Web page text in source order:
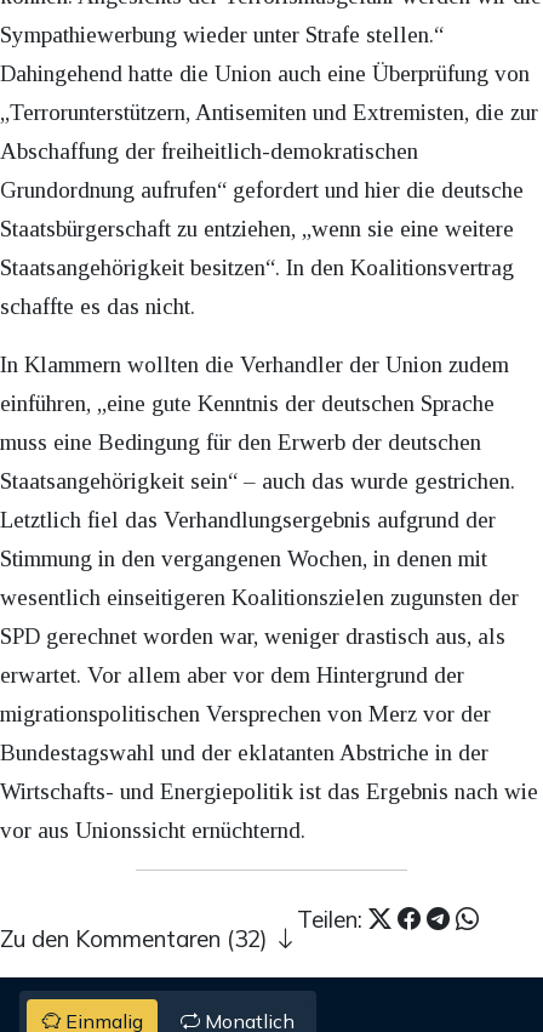
Sympathiewerbung wieder unter Strafe stellen.“
Dahingehend hatte die Union auch eine Überprüfung von
„Terrorunterstützern, Antisemiten und Extremisten, die zur
Abschaffung der freiheitlich-demokratischen
Grundordnung aufrufen“ gefordert und hier die deutsche
Staatsbürgerschaft zu entziehen, „wenn sie eine weitere
Staatsangehörigkeit besitzen“. In den Koalitionsvertrag
schaffte es das nicht.
In Klammern wollten die Verhandler der Union zudem
einführen, „eine gute Kenntnis der deutschen Sprache
muss eine Bedingung für den Erwerb der deutschen
Staatsangehörigkeit sein“ – auch das wurde gestrichen.
Letztlich fiel das Verhandlungsergebnis aufgrund der
Stimmung in den vergangenen Wochen, in denen mit
wesentlich einseitigeren Koalitionszielen zugunsten der
SPD gerechnet worden war, weniger drastisch aus, als
erwartet. Vor allem aber vor dem Hintergrund der
migrationspolitischen Versprechen von Merz vor der
Bundestagswahl und der eklatanten Abstriche in der
Wirtschafts- und Energiepolitik ist das Ergebnis nach wie
vor aus Unionssicht ernüchternd.
Teilen:
Zu den Kommentaren (32)
Einmalig Monatlich